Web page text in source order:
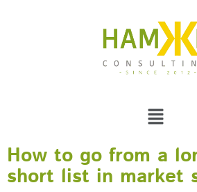
How to go from a
short list in market